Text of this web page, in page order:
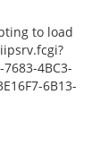
to load
4BC3-
6B13-